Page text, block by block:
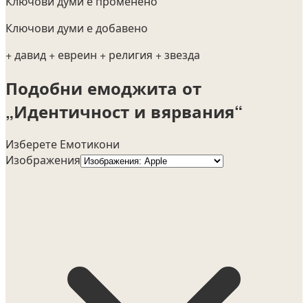
Ключови думи е добавено
+ давид + евреин + религия + звезда
Подобни емоджита от
„Идентичност и вярвания“
Изберете Емотикони
Изображения